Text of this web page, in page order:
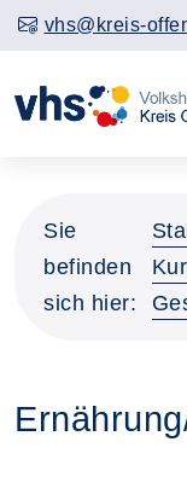
vhs@kreis-
Sie
befinden
sich hier: